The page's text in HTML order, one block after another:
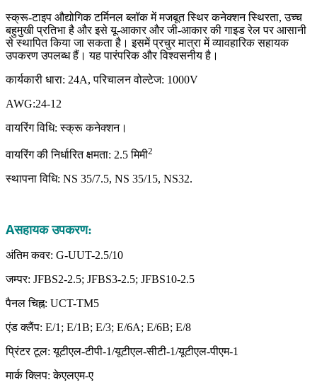
स्क्रू-टाइप औद्योगिक टर्मिनल ब्लॉक में मजबूत स्थिर कनेक्शन स्थिरता, उच्च
बहुमुखी प्रतिभा है और इसे यू-आकार और जी-आकार की गाइड रेल पर आसानी
से स्थापित किया जा सकता है। इसमें प्रचुर मात्रा में व्यावहारिक सहायक
उपकरण उपलब्ध हैं। यह पारंपरिक और विश्वसनीय है।
कार्यकारी धारा: 24A, परिचालन वोल्टेज: 1000V
AWG:24-12
वायरिंग विधि: स्क्रू कनेक्शन।
वायरिंग की निर्धारित क्षमता: 2.5 मिमी2
स्थापना विधि: NS 35/7.5, NS 35/15, NS32.
Aसहायक उपकरण:
अंतिम कवर: G-UUT-2.5/10
जम्पर: JFBS2-2.5; JFBS3-2.5; JFBS10-2.5
पैनल चिह्न: UCT-TM5
एंड क्लैंप: E/1; E/1B; E/3; E/6A; E/6B; E/8
प्रिंटर टूल: यूटीएल-टीपी-1/यूटीएल-सीटी-1/यूटीएल-पीएम-1
मार्क क्लिप: केएलएम-ए